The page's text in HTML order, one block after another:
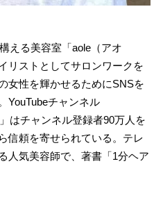
える美容室「aole（アオ
リストとしてサロンワークを
女性を輝かせるためにSNSを
YouTubeチャンネル
はチャンネル登録者90万人を
信頼を寄せられている。テレ
人気美容師で、著書「1分ヘア